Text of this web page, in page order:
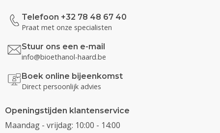
Telefoon +32 78 48 67 40
Praat met onze specialisten
Stuur ons een e-mail
info@bioethanol-haard.be
Boek online bijeenkomst
Direct persoonlijk advies
Openingstijden klantenservice
Maandag - vrijdag: 10:00 - 14:00